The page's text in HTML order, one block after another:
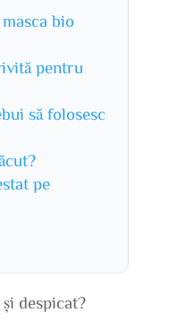
bio
pentru
să folosesc
pe
despicat?